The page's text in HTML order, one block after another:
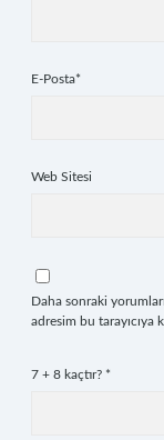
E-Posta*
Web Sitesi
Daha sonraki
adresim bu tarayıcıya
7 + 8 kaçtır? *